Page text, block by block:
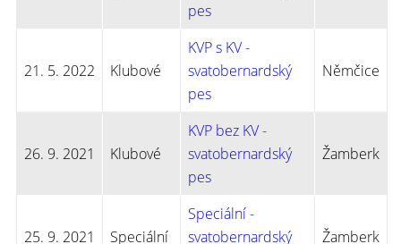
pes
21. 5. 2022 Klubové
KVP s KV -
svatobernardský
pes
Němčice
26. 9. 2021 Klubové
KVP bez KV -
svatobernardský
pes
Žamberk
25. 9. 2021 Speciální
Speciální -
svatobernardský
Žamberk